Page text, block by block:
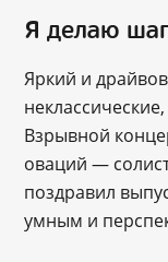
Я делаю
Яркий и
Взрывной
оваций —
поздравил
умным и